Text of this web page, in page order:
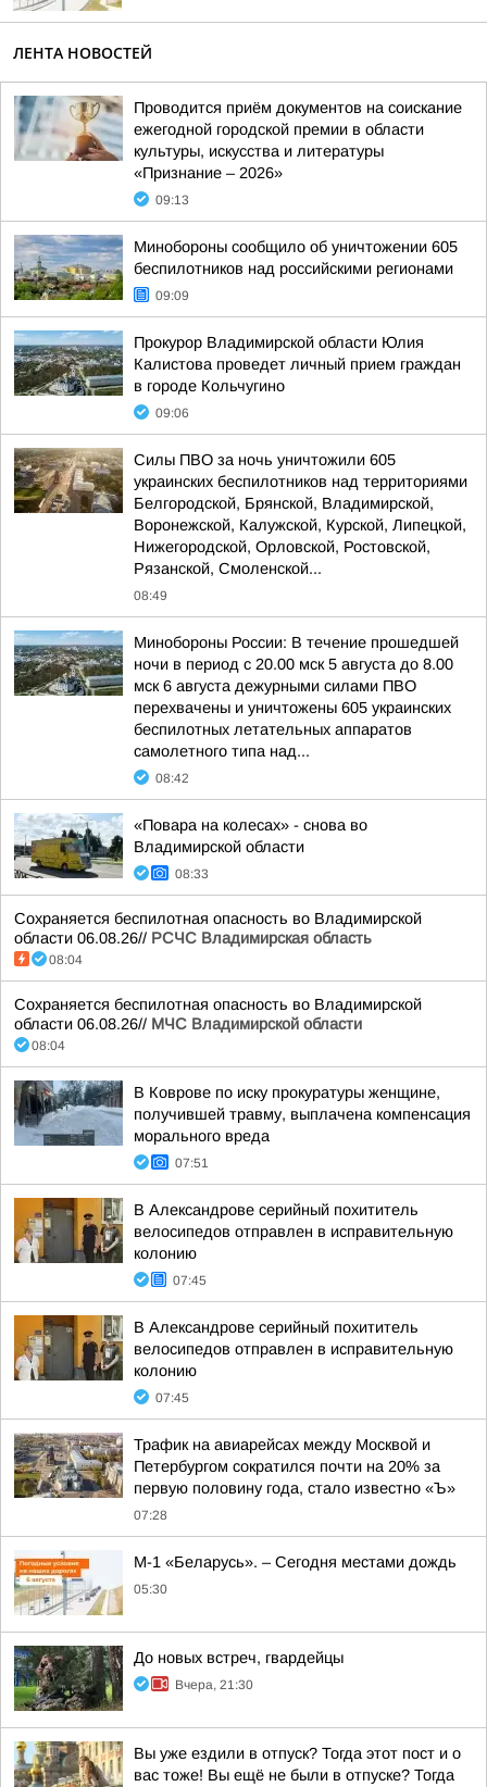
ЛЕНТА НОВОСТЕЙ
Проводится приём документов на соискание
ежегодной городской премии в области
культуры, искусства и литературы
«Признание – 2026»
09:13
Минобороны сообщило об уничтожении 605
беспилотников над российскими регионами
09:09
Прокурор Владимирской области Юлия
Калистова проведет личный прием граждан
в городе Кольчугино
09:06
Силы ПВО за ночь уничтожили 605
украинских беспилотников над территориями
Белгородской, Брянской, Владимирской,
Воронежской, Калужской, Курской, Липецкой,
Нижегородской, Орловской, Ростовской,
Рязанской, Смоленской...
08:49
Минобороны России: В течение прошедшей
ночи в период с 20.00 мск 5 августа до 8.00
мск 6 августа дежурными силами ПВО
перехвачены и уничтожены 605 украинских
беспилотных летательных аппаратов
самолетного типа над...
08:42
«Повара на колесах» - снова во
Владимирской области
08:33
Сохраняется беспилотная опасность во Владимирской
области 06.08.26// РСЧС Владимирская область
08:04
Сохраняется беспилотная опасность во Владимирской
области 06.08.26// МЧС Владимирской области
08:04
В Коврове по иску прокуратуры женщине,
получившей травму, выплачена компенсация
морального вреда
07:51
В Александрове серийный похититель
велосипедов отправлен в исправительную
колонию
07:45
В Александрове серийный похититель
велосипедов отправлен в исправительную
колонию
07:45
Трафик на авиарейсах между Москвой и
Петербургом сократился почти на 20% за
первую половину года, стало известно «Ъ»
07:28
М-1 «Беларусь». – Сегодня местами дождь
05:30
До новых встреч, гвардейцы
Вчера, 21:30
Вы уже ездили в отпуск? Тогда этот пост и о
вас тоже! Вы ещё не были в отпуске? Тогда